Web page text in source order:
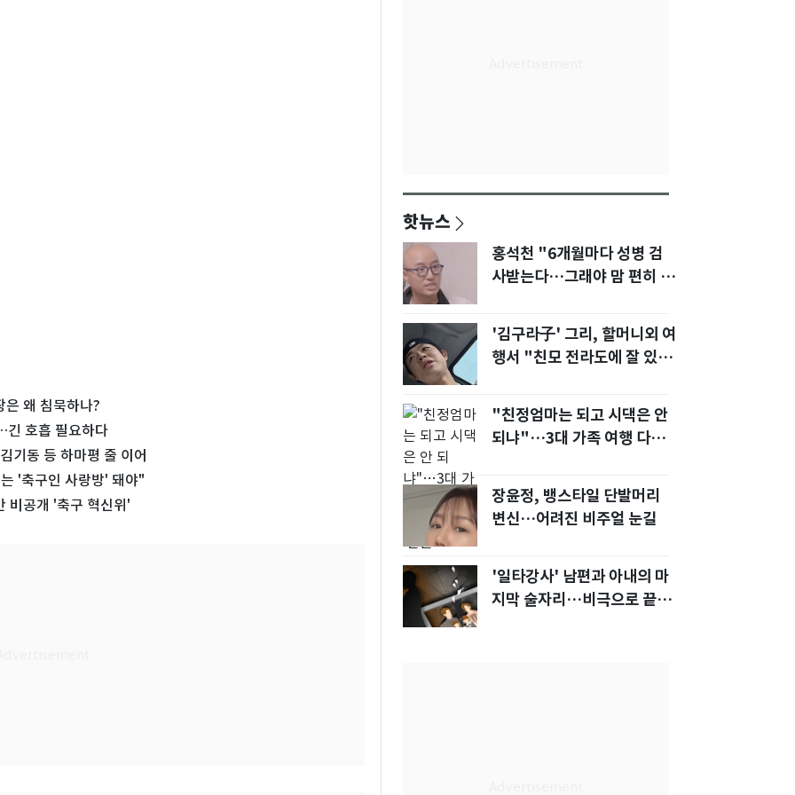
왜 침묵하나?
호흡 필요하다
기동 등 하마평 줄 이어
'축구인 사랑방' 돼야"
비공개 '축구 혁신위'
핫뉴스
홍석천 "6개월마다 성병 검
사받는다…그래야 맘 편히 성
'김구라子' 그리, 할머니외 여
행서 "친모 전라도에 잘 있
"친정엄마는 되고 시댁은 안
되냐"…3대 가족 여행 다녀
장윤정, 뱅스타일 단발머리
변신…어려진 비주얼 눈길
'일타강사' 남편과 아내의 마
지막 술자리…비극으로 끝나